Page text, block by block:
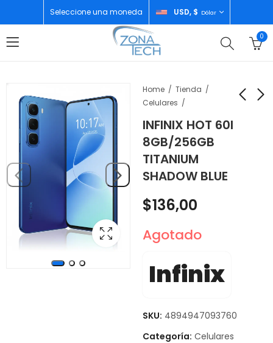
Seleccione una moneda USD, $ Dólar
0
Home
Tienda
Celulares
INFINIX HOT 60I
8GB/256GB
TITANIUM
SHADOW BLUE
INFINIX HOT 60I
8GB/256GB NEON
RED
$136,00
PRO 8GB/256GB
MOON TITAN
$188,00
$136,00
Agotado
Infinix
SKU: 4894947093760
Categoría: Celulares